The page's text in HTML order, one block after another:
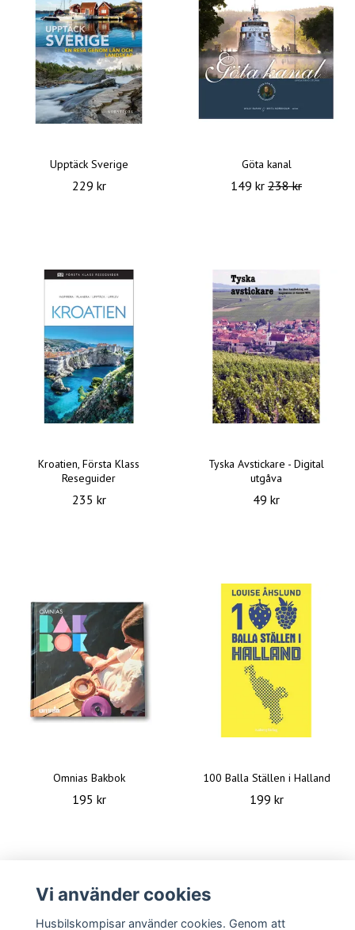
Upptäck Sverige
229 kr
Göta kanal
149 kr 238 kr
Kroatien, Första Klass
Reseguider
235 kr
Tyska Avstickare - Digital
utgåva
49 kr
Omnias Bakbok
195 kr
100 Balla Ställen i Halland
199 kr
Vi använder cookies
Husbilskompisar använder cookies. Genom att